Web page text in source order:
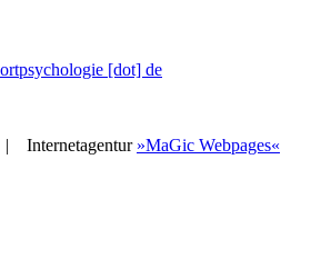
[dot] de
| Internetagentur »MaGic Webpages«